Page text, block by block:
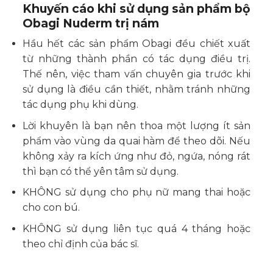
Khuyến cáo khi sử dụng sản phẩm bộ
Obagi Nuderm trị nám
Hầu hết các sản phẩm Obagi đều chiết xuất
từ những thành phần có tác dụng điều trị.
Thế nên, việc tham vấn chuyên gia trước khi
sử dụng là điều cần thiết, nhằm tránh những
tác dụng phụ khi dùng.
Lời khuyên là bạn nên thoa một lượng ít sản
phẩm vào vùng da quai hàm để theo dõi. Nếu
không xảy ra kích ứng như đỏ, ngứa, nóng rát
thì bạn có thể yên tâm sử dụng.
KHÔNG sử dụng cho phụ nữ mang thai hoặc
cho con bú.
KHÔNG sử dụng liên tục quá 4 tháng hoặc
theo chỉ định của bác sĩ.